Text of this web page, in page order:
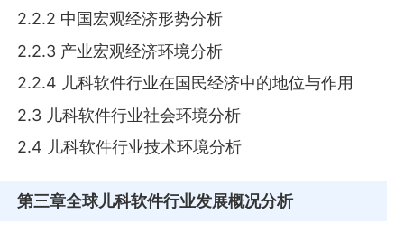
2.2.2 中国宏观经济形势分析
2.2.3 产业宏观经济环境分析
2.2.4 儿科软件行业在国民经济中的地位与作用
2.3 儿科软件行业社会环境分析
2.4 儿科软件行业技术环境分析
第三章全球儿科软件行业发展概况分析